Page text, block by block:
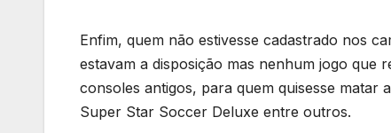
Enfim, quem não estivesse cadastrado nos
estavam a disposição mas nenhum jogo que
consoles antigos, para quem quisesse matar
Super Star Soccer Deluxe entre outros.